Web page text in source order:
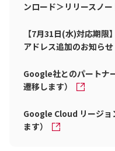
ンロード＞リリースノー
【7月31日(水)対応期
アドレス追加のお知らせ
Google社とのパートナ
遷移します）
Google Cloud リージョ
ます）